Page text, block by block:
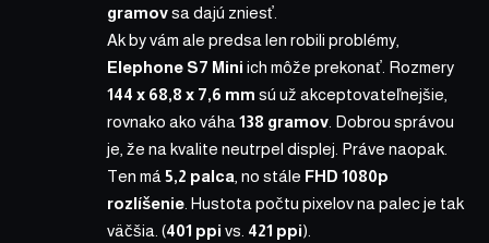
gramovsa dajú zniesť.
Ak by vám ale predsa len robili problémy,
Elephone S7 Mini ich môže prekonať. Rozmery
144 x 68,8 x 7,6 mm sú už akceptovateľnejšie,
rovnako ako váha 138 gramov . Dobrou správou
je, že na kvalite neutrpel displej. Práve naopak.
Ten má 5,2 palca , no stále FHD 1080p
rozlíšenie . Hustota počtu pixelov na palec je tak
väčšia. (401 ppi vs. 421 ppi).